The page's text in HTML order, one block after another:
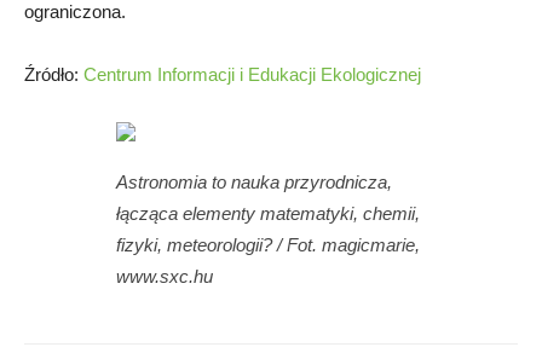
ograniczona.
Źródło: Centrum Informacji i Edukacji Ekologicznej
Astronomia to nauka przyrodnicza,
łącząca elementy matematyki, chemii,
fizyki, meteorologii? / Fot. magicmarie,
www.sxc.hu